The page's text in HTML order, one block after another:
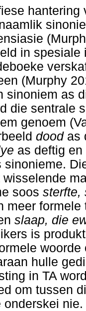
in spesiale
(Murphy
sinoniem as
die sentrale
genoem
doodas
as deftig
sinonieme.
soos sterfte,
meer
slaap, die
is
hulle
in TA
om tussen
onderskei nie.